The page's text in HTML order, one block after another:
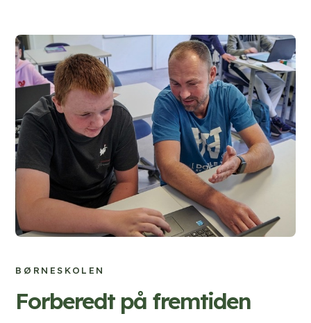
BØRNESKOLEN
Forberedt på fremtiden